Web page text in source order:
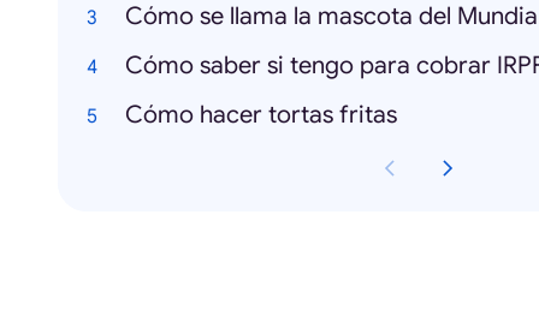
Cómo se llama la mascota del
Cómo saber si tengo para cobrar
Cómo hacer tortas fritas